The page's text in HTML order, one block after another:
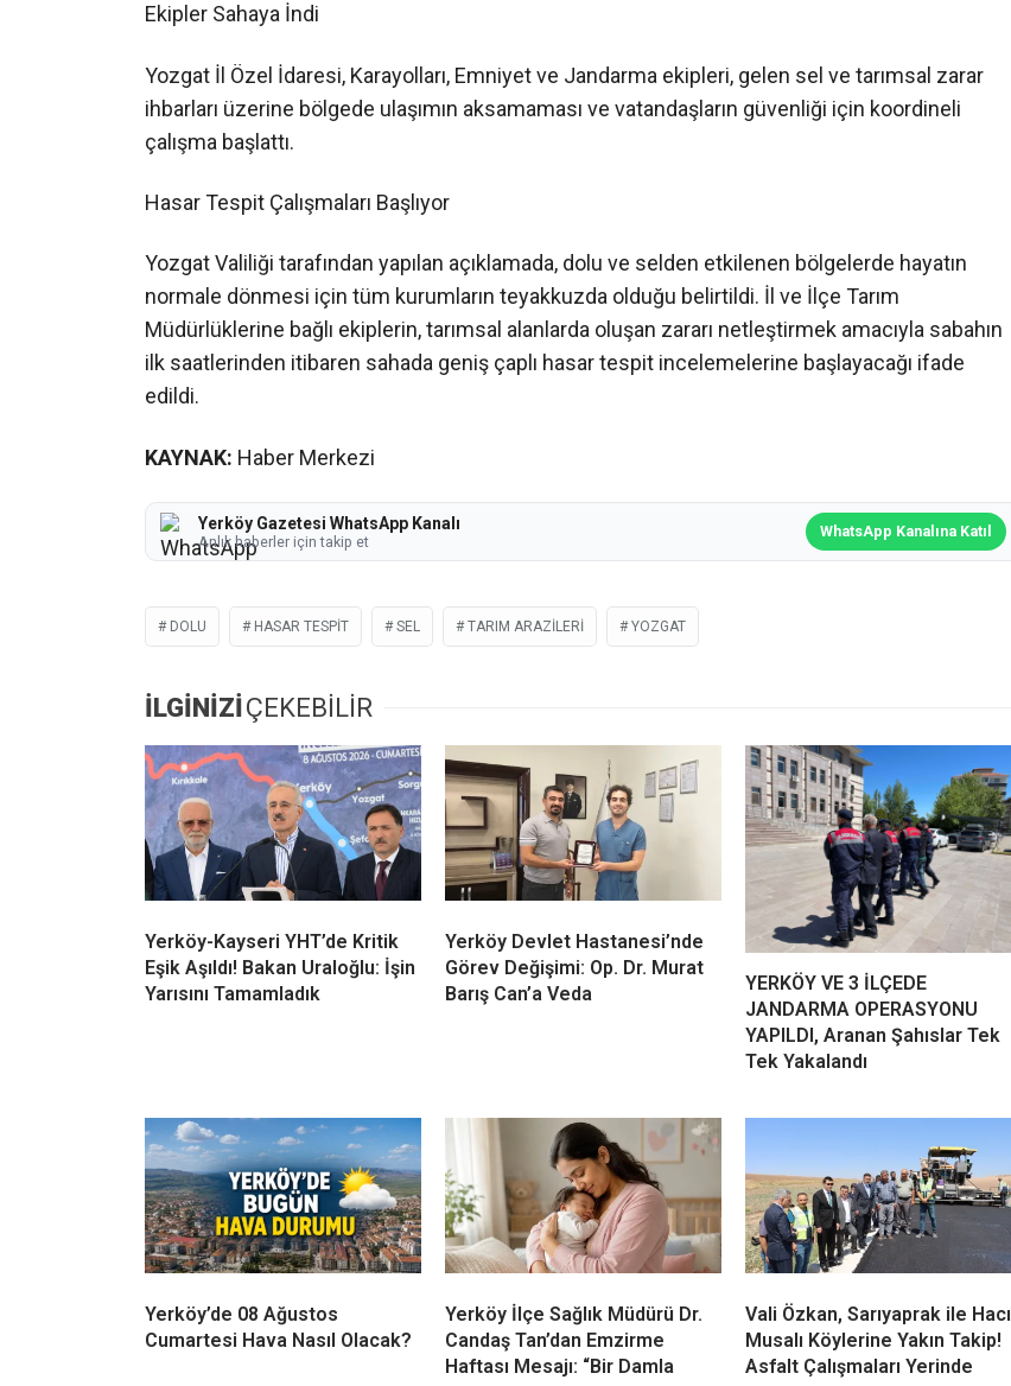
Ekipler Sahaya İndi
Yozgat İl Özel İdaresi, Karayolları, Emniyet ve Jandarma ekipleri, gelen sel ve tarımsal zarar
ihbarları üzerine bölgede ulaşımın aksamaması ve vatandaşların güvenliği için koordineli
çalışma başlattı.
Hasar Tespit Çalışmaları Başlıyor
Yozgat Valiliği tarafından yapılan açıklamada, dolu ve selden etkilenen bölgelerde hayatın
normale dönmesi için tüm kurumların teyakkuzda olduğu belirtildi. İl ve İlçe Tarım
Müdürlüklerine bağlı ekiplerin, tarımsal alanlarda oluşan zararı netleştirmek amacıyla sabahın
ilk saatlerinden itibaren sahada geniş çaplı hasar tespit incelemelerine başlayacağı ifade
edildi.
KAYNAK: Haber Merkezi
Yerköy Gazetesi WhatsApp Kanalı
Anlık haberler için takip et
WhatsApp Kanalına Katıl
DOLU HASAR TESPIT SEL TARIM ARAZILERI YOZGAT
İLGİNİZİÇEKEBİLİR
Yerköy-Kayseri YHT’de Kritik
Eşik Aşıldı! Bakan Uraloğlu: İşin
Yarısını Tamamladık
Yerköy Devlet Hastanesi’nde
Görev Değişimi: Op. Dr. Murat
Barış Can’a Veda
YERKÖY VE 3 İLÇEDE
JANDARMA OPERASYONU
YAPILDI, Aranan Şahıslar Tek
Tek Yakalandı
Yerköy’de 08 Ağustos
Cumartesi Hava Nasıl Olacak?
Yerköy İlçe Sağlık Müdürü Dr.
Candaş Tan’dan Emzirme
Haftası Mesajı: “Bir Damla
Vali Özkan, Sarıyaprak ile Hacı
Musalı Köylerine Yakın Takip!
Asfalt Çalışmaları Yerinde